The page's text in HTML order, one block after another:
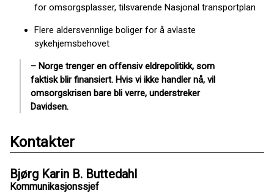
for omsorgsplasser, tilsvarende Nasjonal transportplan
Flere aldersvennlige boliger for å avlaste
sykehjemsbehovet
– Norge trenger en offensiv eldrepolitikk, som
faktisk blir finansiert. Hvis vi ikke handler nå, vil
omsorgskrisen bare bli verre, understreker
Davidsen.
Kontakter
Bjørg Karin B. Buttedahl
Kommunikasjonssjef